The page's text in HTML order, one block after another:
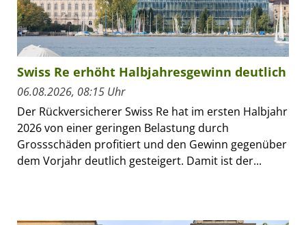
Swiss Re erhöht Halbjahresgewinn deutlich
06.08.2026, 08:15 Uhr
Der Rückversicherer Swiss Re hat im ersten Halbjahr
2026 von einer geringen Belastung durch
Grossschäden profitiert und den Gewinn gegenüber
dem Vorjahr deutlich gesteigert. Damit ist der...